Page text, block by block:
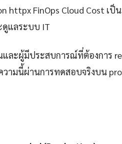
httpx FinOps Cloud Cost เป็
ดูแลระบบ IT
ละผู้มีประสบการณ์ที่ต้องการ
ามนี้ผ่านการทดสอบจริงบน